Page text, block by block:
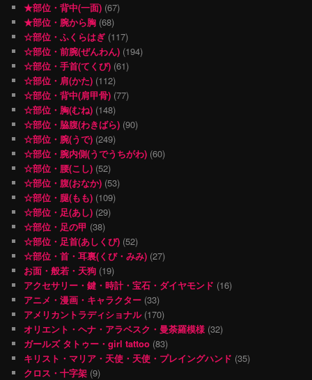
★部位・背中(一面) (67)
★部位・腕から胸 (68)
☆部位・ふくらはぎ (117)
☆部位・前腕(ぜんわん) (194)
☆部位・手首(てくび) (61)
☆部位・肩(かた) (112)
☆部位・背中(肩甲骨) (77)
☆部位・胸(むね) (148)
☆部位・脇腹(わきばら) (90)
☆部位・腕(うで) (249)
☆部位・腕内側(うでうちがわ) (60)
☆部位・腰(こし) (52)
☆部位・腹(おなか) (53)
☆部位・腿(もも) (109)
☆部位・足(あし) (29)
☆部位・足の甲 (38)
☆部位・足首(あしくび) (52)
☆部位・首・耳裏(くび・みみ) (27)
お面・般若・天狗 (19)
アクセサリー・鍵・時計・宝石・ダイヤモンド (16)
アニメ・漫画・キャラクター (33)
アメリカントラディショナル(170)
オリエント・ヘナ・アラベスク・曼荼羅模様 (32)
ガールズ タトゥー・girl tattoo (83)
キリスト・マリア・天使・天使・プレイングハンド (35)
クロス・十字架 (9)